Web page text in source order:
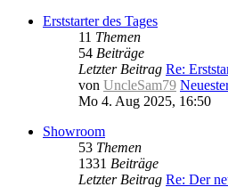
Erststarter des Tages
11 Themen
54 Beiträge
Letzter Beitrag Re:
von UncleSam79
Mo 4. Aug 2025, 16:50
Showroom
53 Themen
1331 Beiträge
Letzter Beitrag Re: Der